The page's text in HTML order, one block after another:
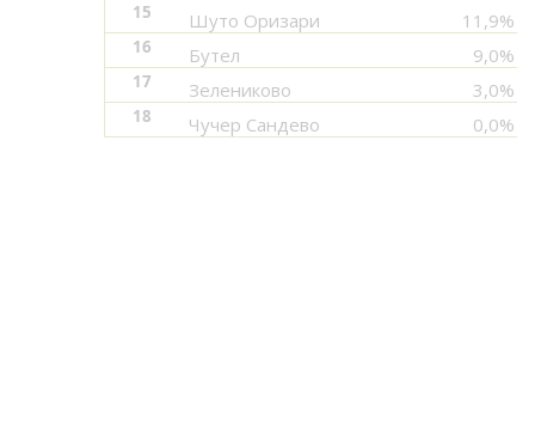
15 Шуто Оризари 11,9%
16 Бутел 9,0%
17 Зелениково 3,0%
18 Чучер Сандево 0,0%